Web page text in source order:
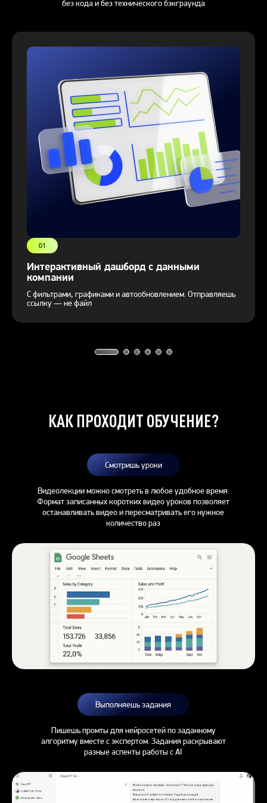
без кода и без технического бэкграунда
01
Интерактивный дашборд с данными
компании
С фильтрами, графиками и автообновлением. Отправляешь
ссылку — не файл
КАК ПРОХОДИТ ОБУЧЕНИЕ?
Смотришь уроки
Видеолекции можно смотреть в любое удобное время.
Формат записанных коротких видео уроков позволяет
останавливать видео и пересматривать его нужное
количество раз
Выполняешь задания
Пишешь промты для нейросетей по заданному
алгоритму вместе с экспертом. Задания раскрывают
разные аспекты работы с AI